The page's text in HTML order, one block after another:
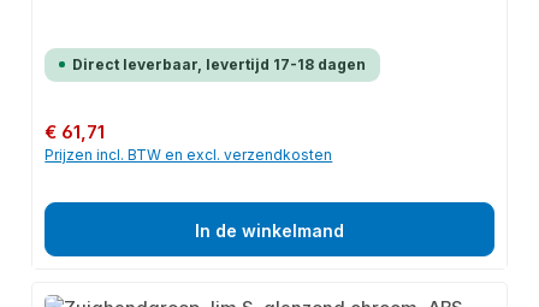
Direct leverbaar, levertijd 17-18 dagen
Normale prijs:
€ 61,71
Prijzen incl. BTW en excl. verzendkosten
In de winkelmand